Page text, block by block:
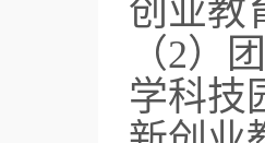
创业教
（2）
学科技